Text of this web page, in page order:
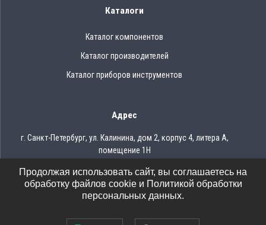
Каталоги
Каталог компонентов
Каталог производителей
Каталог приборов инструментов
Адрес
г. Санкт-Петербург, ул. Калинина, дом 2, корпус 4, литера А,
помещение 1Н
Тел.: 8 (812) 309-75-97
Email: ocean@oceanchips.ru
Продолжая использовать сайт, вы соглашаетесь на
обработку файлов cookie и Политикой обработки
персональных данных.